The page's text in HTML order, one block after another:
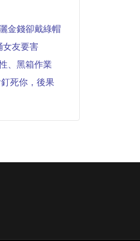
金錢卻戴綠帽
女友要害
、黑箱作業
死你，後果